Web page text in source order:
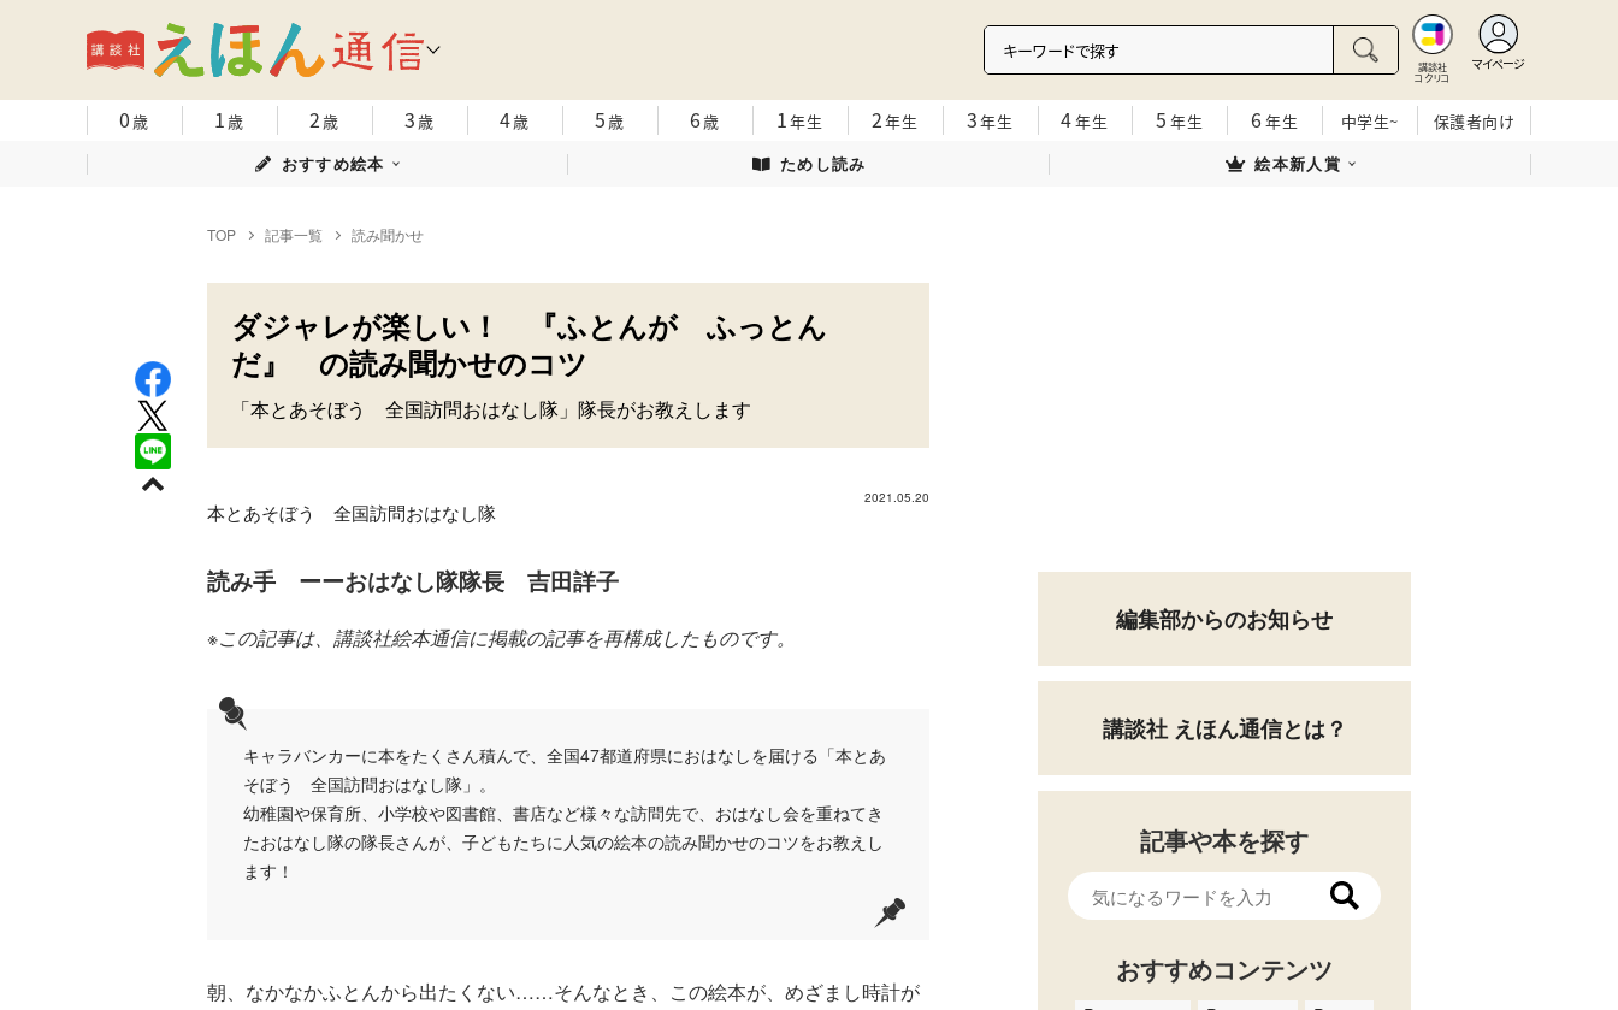
講談社
コクリコ
マイページ
0歳 1歳 2歳 3歳 4歳 5歳 6歳 1年生 2年生 3年生 4年生 5 年生 6 年生 中学生~
保護者向け
おすすめ絵本
ためし読み 絵本新人賞
TOP 記事一覧 読み聞かせ
ダジャレが楽しい！ 『ふとんが ふっとん
だ』 の読み聞かせのコツ
「本とあそぼう 全国訪問おはなし隊」隊長がお教えします
2021.05.20
本とあそぼう 全国訪問おはなし隊
読み手 ーーおはなし隊隊長 吉田詳子
※この記事は、講談社絵本通信に掲載の記事を再構成したものです。
キャラバンカーに本をたくさん積んで、全国47都道府県におはなしを届ける「本とあ
そぼう 全国訪問おはなし隊」。
幼稚園や保育所、小学校や図書館、書店など様々な訪問先で、おはなし会を重ねてき
たおはなし隊の隊長さんが、子どもたちに人気の絵本の読み聞かせのコツをお教えし
ます！
朝、なかなかふとんから出たくない……そんなとき、この絵本が、めざまし時計が
編集部からのお知らせ
講談社 えほん通信とは？
記事や本を探す
おすすめコンテンツ